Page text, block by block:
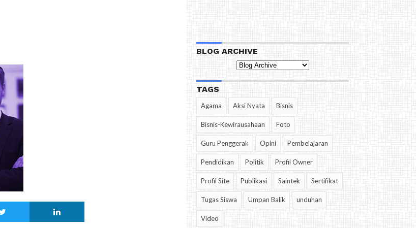
BLOG ARCHIVE
TAGS
Agama Aksi Nyata Bisnis
Bisnis-Kewirausahaan Foto
Guru Penggerak Opini Pembelajaran
Pendidikan Politik Profil Owner
Profil Site Publikasi Saintek Sertifikat
Tugas Siswa Umpan Balik unduhan
Video